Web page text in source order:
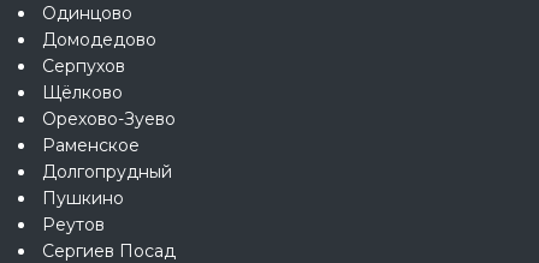
Одинцово
Домодедово
Серпухов
Щёлково
Орехово-Зуево
Раменское
Долгопрудный
Пушкино
Реутов
Сергиев Посад